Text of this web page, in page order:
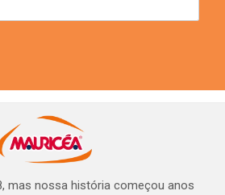
mas nossa história começou anos